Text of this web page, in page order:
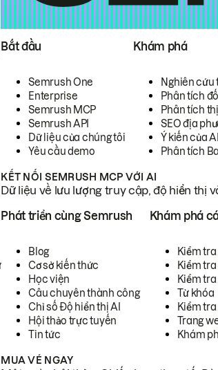
Bắt đầu
Semrush One
Enterprise
Semrush MCP
Semrush API
Dữ liệu của chúng tôi
Yêu cầu demo
Khám phá
Nghiên cứu
Phân tích
Phân tích
SEO địa
Ý kiến của
Phân tích
KẾT NỐI SEMRUSH MCP VỚI AI
Dữ liệu về lưu lượng truy cập, độ hiển thị
Phát triển cùng Semrush
Blog
Cơ sở kiến thức
Học viện
Câu chuyên thành công
Chỉ số Độ hiển thị AI
Hội thảo trực tuyến
Tin tức
Khám phá
Kiểm
Kiểm tra
Kiểm
Từ khóa
Kiểm
Trang
Khám
MUA VÉ NGAY